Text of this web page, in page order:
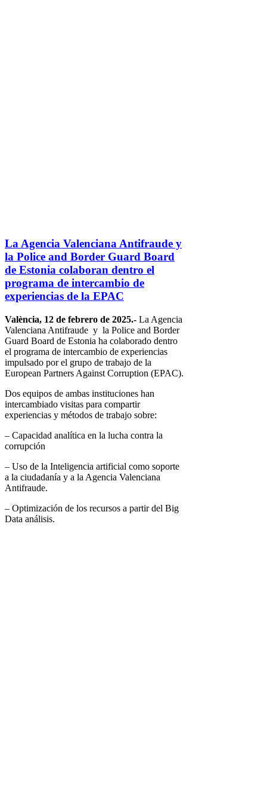
La Agencia Valenciana Antifraude y
la Police and Border Guard Board
de Estonia colaboran dentro el
programa de intercambio de
experiencias de la EPAC
València, 12 de febrero de 2025.- La Agencia
Valenciana Antifraude y la Police and Border
Guard Board de Estonia ha colaborado dentro
el programa de intercambio de experiencias
impulsado por el grupo de trabajo de la
European Partners Against Corruption (EPAC).
Dos equipos de ambas instituciones han
intercambiado visitas para compartir
experiencias y métodos de trabajo sobre:
– Capacidad analítica en la lucha contra la
corrupción
– Uso de la Inteligencia artificial como soporte
a la ciudadanía y a la Agencia Valenciana
Antifraude.
– Optimización de los recursos a partir del Big
Data análisis.